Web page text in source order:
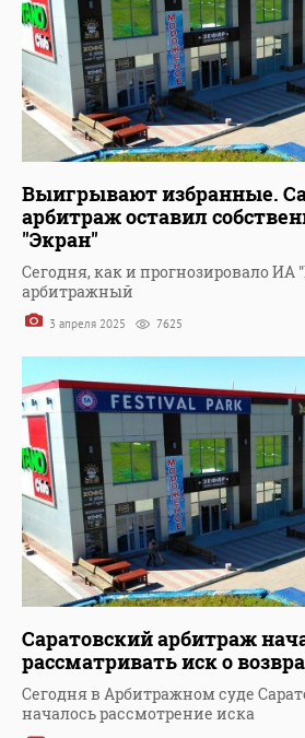
Выигрывают избранные.
арбитраж оставил
"Экран"
Сегодня, как и прогнозировало ИА
арбитражный
3 апреля 2025 7625
Саратовский арбитраж
рассматривать иск о
Сегодня в Арбитражном суде
началось рассмотрение иска